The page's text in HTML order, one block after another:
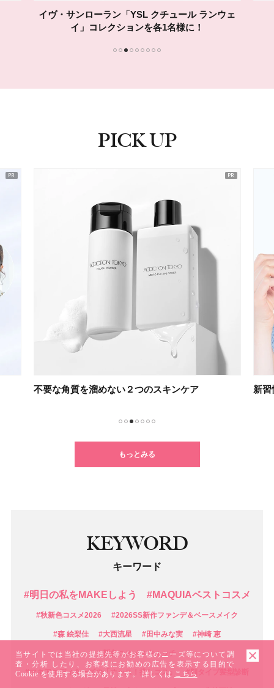
イヴ・サンローラン「YSL クチュール ランウェ
イ」コレクションを各1名様に！
PICK UP
不要な角質を溜めない２つのスキンケア 新習
もっとみる
KEYWORD
キーワード
#明日の私をMAKEしよう #MAQUIAベストコスメ
#秋新色コスメ2026 #2026SS新作ファンデ＆ベースメイク
#森 絵梨佳 #大西流星 #田中みな実 #神崎 恵
#新色コスメスウォッチ
#マキアエディターズの「オッス！推しコス」 #顔タイプ髪型診断
当サイトでは当社の提携先等がお客様のニーズ等について調
査・分析 したり、お客様にお勧めの広告を表示する目的で
Cookie を使用する場合があります。 詳しくは こちら